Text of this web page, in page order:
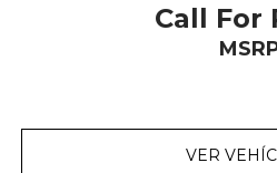
Call For
VER